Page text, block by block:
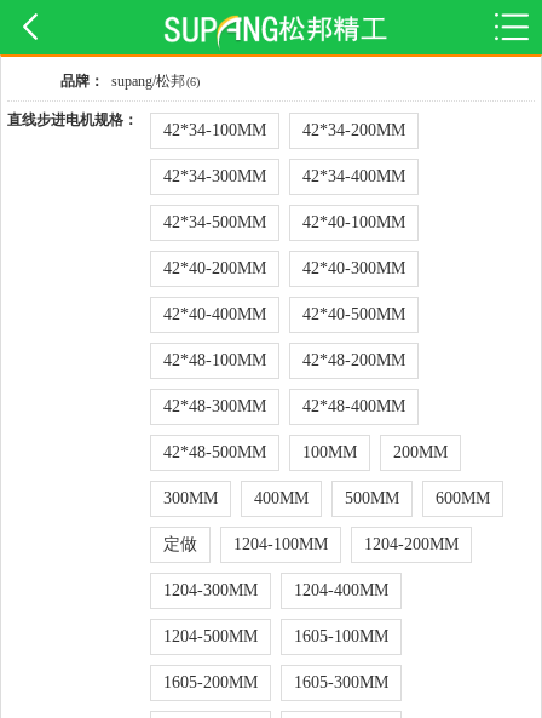
品牌： supang/松邦(6)
直线步进电机规格：
42*34-100MM 42*34-200MM
42*34-300MM 42*34-400MM
42*34-500MM 42*40-100MM
42*40-200MM 42*40-300MM
42*40-400MM 42*40-500MM
42*48-100MM 42*48-200MM
42*48-300MM 42*48-400MM
42*48-500MM 100MM 200MM
300MM 400MM 500MM 600MM
定做 1204-100MM 1204-200MM
1204-300MM 1204-400MM
1204-500MM 1605-100MM
1605-200MM 1605-300MM